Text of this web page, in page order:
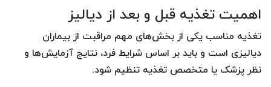
اهمیت تغذیه قبل و بعد از دیالیز
تغذیه مناسب یکی از بخش‌های مهم مراقبت از بیماران
دیالیزی است و باید بر اساس شرایط فرد، نتایج آزمایش‌ها و
نظر پزشک یا متخصص تغذیه تنظیم شود.